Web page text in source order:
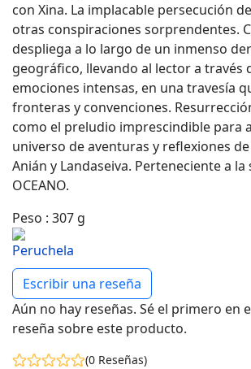
con Xina. La implacable persecución
otras conspiraciones sorprendentes.
despliega a lo largo de un inmenso
geográfico, llevando al lector a través
emociones intensas, en una travesía
fronteras y convenciones.
como el preludio imprescindible para
universo de aventuras y reflexiones
Anián y Landaseiva. Perteneciente a la
OCEANO.
Peso : 307 g
Escribir una reseña
Aún no hay reseñas. Sé el primero en
reseña sobre este producto.
(0 Reseñas)